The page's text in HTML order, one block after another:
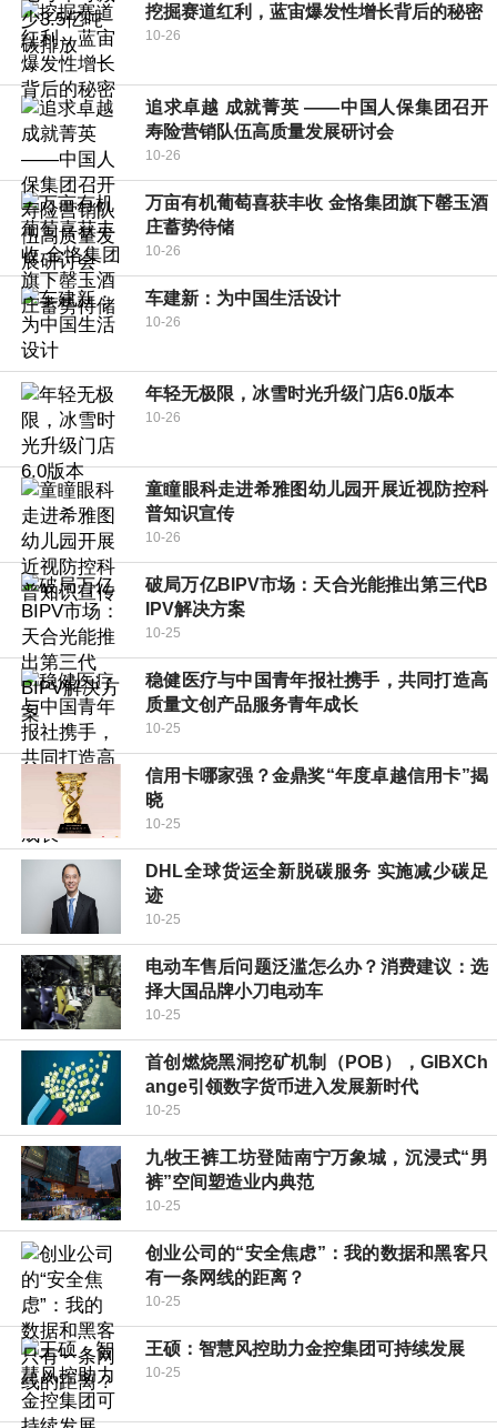
挖掘赛道红利，蓝宙爆发性增长背后的秘密
10-26
追求卓越 成就菁英 ——中国人保集团召开
寿险营销队伍高质量发展研讨会
10-26
万亩有机葡萄喜获丰收 金恪集团旗下罄玉酒
庄蓄势待储
10-26
车建新：为中国生活设计
10-26
年轻无极限，冰雪时光升级门店6.0版本
10-26
童瞳眼科走进希雅图幼儿园开展近视防控科
普知识宣传
10-26
破局万亿BIPV市场：天合光能推出第三代B
IPV解决方案
10-25
稳健医疗与中国青年报社携手，共同打造高
质量文创产品服务青年成长
10-25
信用卡哪家强？金鼎奖“年度卓越信用卡”揭
晓
10-25
DHL全球货运全新脱碳服务 实施减少碳足
迹
10-25
电动车售后问题泛滥怎么办？消费建议：选
择大国品牌小刀电动车
10-25
首创燃烧黑洞挖矿机制（POB），GIBXCh
ange引领数字货币进入发展新时代
10-25
九牧王裤工坊登陆南宁万象城，沉浸式“男
裤”空间塑造业内典范
10-25
创业公司的“安全焦虑”：我的数据和黑客只
有一条网线的距离？
10-25
王硕：智慧风控助力金控集团可持续发展
10-25